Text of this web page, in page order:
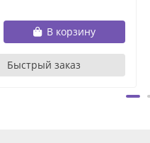
В корзину
Быстрый заказ